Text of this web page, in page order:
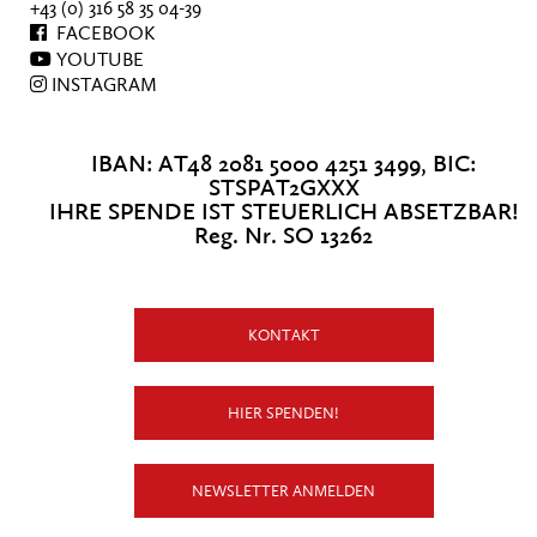
+43 (0) 316 58 35 04-39
FACEBOOK
YOUTUBE
INSTAGRAM
IBAN: AT48 2081 5000 4251 3499, BIC:
STSPAT2GXXX
IHRE SPENDE IST STEUERLICH ABSETZBAR!
Reg. Nr. SO 13262
KONTAKT
HIER SPENDEN!
NEWSLETTER ANMELDEN